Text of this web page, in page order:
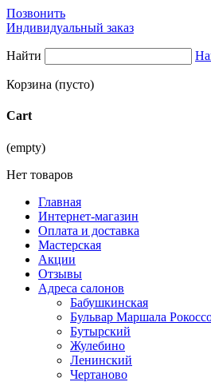
Позвонить
Индивидуальный заказ
Найти
Корзина (пусто)
Cart
(empty)
Нет товаров
Главная
Интернет-магазин
Оплата и доставка
Мастерская
Акции
Отзывы
Адреса салонов
Бабушкинская
Бульвар Маршала
Бутырский
Жулебино
Ленинский
Чертаново